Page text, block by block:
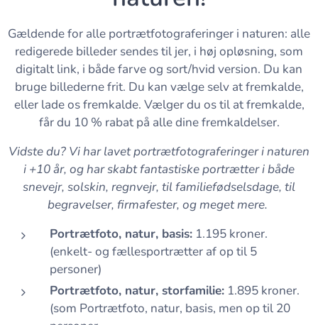
Gældende for alle portrætfotograferinger i naturen: alle
redigerede billeder sendes til jer, i høj opløsning, som
digitalt link, i både farve og sort/hvid version. Du kan
bruge billederne frit. Du kan vælge selv at fremkalde,
eller lade os fremkalde. Vælger du os til at fremkalde,
får du 10 % rabat på alle dine fremkaldelser.
Vidste du? Vi har lavet portrætfotograferinger i naturen
i +10 år, og har skabt fantastiske portrætter i både
snevejr, solskin, regnvejr, til familiefødselsdage, til
begravelser, firmafester, og meget mere.
Portrætfoto, natur, basis: 1.195 kroner.
(enkelt- og fællesportrætter af op til 5
personer)
Portrætfoto, natur, storfamilie: 1.895 kroner.
(som Portrætfoto, natur, basis, men op til 20